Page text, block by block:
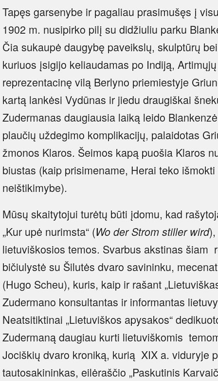
Tapęs garsenybe ir pagaliau prasimušęs į
1902 m. nusipirko pilį su didžiuliu parku
Čia sukaupė daugybę paveikslų, skulptūrų
kuriuos įsigijo keliaudamas po Indiją,
reprezentacinę vilą Berlyno priemiestyje
kartą lankėsi Vydūnas ir jiedu draugiškai
Zudermanas daugiausia laiką leido
plaučių uždegimo komplikacijų, palaidotas
žmonos Klaros. Šeimos kapą puošia Klaros
biustas (kaip prisimename, Herai teko
neištikimybe).
Mūsų skaitytojui turėtų būti įdomu, kad
„Kur upė nurimsta“ (Wo der Strom stiller wird
lietuviškosios temos. Svarbus akstinas šiam
bičiulystė su Šilutės dvaro savininku,
(Hugo Scheu), kuris, kaip ir rašant
Zudermano konsultantas ir informantas
Neatsitiktinai „Lietuviškos apysakos“
Zudermaną daugiau kurti lietuviškomis
Jociškių dvaro kroniką, kurią XIX a. viduryje
tautosakininkas, eilėraščio „Paskutinis